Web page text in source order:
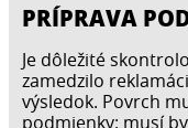
PRÍPRAVA
Je dôležité
zamedzilo
výsledok. Povrch
podmienky: musí